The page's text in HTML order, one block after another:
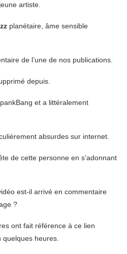
artiste.
planétaire, âme sensible
de l’une de nos publications.
depuis.
et a littéralement
absurdes sur internet.
de cette personne en s’adonnant
est-il arrivé en commentaire
?
ont fait référence à ce lien
heures.